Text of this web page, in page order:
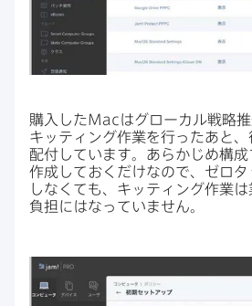
購入したMacは​グローカル戦略
キッティング作業を​行った​あと
配付しています。​あらかじめ構成
作成しておくだけなので、​ゼロタ
しなくても、​キッティング作業
負担には​なっていません。